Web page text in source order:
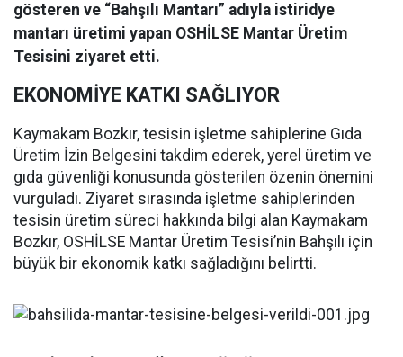
gösteren ve “Bahşılı Mantarı” adıyla istiridye
mantarı üretimi yapan OSHİLSE Mantar Üretim
Tesisini ziyaret etti.
EKONOMİYE KATKI SAĞLIYOR
Kaymakam Bozkır, tesisin işletme sahiplerine Gıda
Üretim İzin Belgesini takdim ederek, yerel üretim ve
gıda güvenliği konusunda gösterilen özenin önemini
vurguladı. Ziyaret sırasında işletme sahiplerinden
tesisin üretim süreci hakkında bilgi alan Kaymakam
Bozkır, OSHİLSE Mantar Üretim Tesisi’nin Bahşılı için
büyük bir ekonomik katkı sağladığını belirtti.